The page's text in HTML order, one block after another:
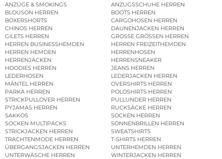
ANZÜGE & SMOKINGS
ANZUGSSCHUHE HERREN
BLOUSON HERREN
BOOTS HERREN
BOXERSHORTS
CARGOHOSEN HERREN
CHINOS HERREN
DAUNENJACKEN HERREN
GILETS HERREN
GROSSE GRÖSSEN HERREN
HERREN BUSINESSHEMDEN
HERREN FREIZEITHEMDEN
HERREN HEMDEN
HERRENHOSEN
HERRENJACKEN
HERRENSNEAKER
HOODIES HERREN
JEANS HERREN
LEDERHOSEN
LEDERJACKEN HERREN
MÄNTEL HERREN
OVERSHIRTS HERREN
PARKA HERREN
POLOSHIRTS HERREN
STRICKPULLOVER HERREN
PULLUNDER HERREN
PYJAMAS HERREN
RUCKSÄCKE HERREN
SAKKOS
SOCKEN HERREN
SOCKEN MULTIPACKS
SONNENBRILLEN HERREN
STRICKJACKEN HERREN
SWEATSHIRTS
TRACHTENMODE HERREN
T-SHIRTS HERREN
ÜBERGANGSJACKEN HERREN
UNTERHEMDEN HERREN
UNTERWÄSCHE HERREN
WINTERJACKEN HERREN